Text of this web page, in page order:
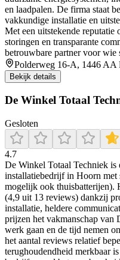
en laadpalen. De firma staat
vakkundige installatie en
Met een uitstekende reputatie
storingen en transparante
betrouwbare partner voor
Polderweg 16-A, 1446 AA
Bekijk details
De Winkel Totaal
Gesloten
4.7
De Winkel Totaal Techniek
installatiebedrijf in Hoorn met
mogelijk ook thuisbatterijen).
(4,9 uit 13 reviews) dankzij
installatie, heldere
prijzen het vakmanschap van
werk gaan en de tijd nemen
het aantal reviews relatief
terughoudendheid merkbaar